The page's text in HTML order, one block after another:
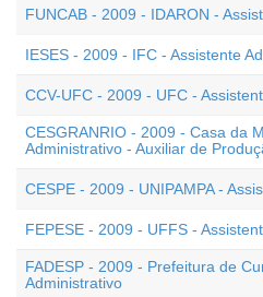
FUNCAB - 2009 - IDARON -
IESES - 2009 - IFC - Assistente
CCV-UFC - 2009 - UFC -
CESGRANRIO - 2009 - Casa da
Administrativo - Auxiliar de
CESPE - 2009 - UNIPAMPA -
FEPESE - 2009 - UFFS -
FADESP - 2009 - Prefeitura de
Administrativo